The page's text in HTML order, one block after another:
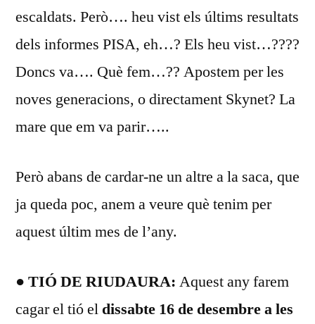
escaldats. Però…. heu vist els últims resultats
dels informes PISA, eh…? Els heu vist…????
Doncs va…. Què fem…?? Apostem per les
noves generacions, o directament Skynet? La
mare que em va parir…..
Però abans de cardar-ne un altre a la saca, que
ja queda poc, anem a veure què tenim per
aquest últim mes de l’any.
● TIÓ DE RIUDAURA: Aquest any farem
cagar el tió el dissabte 16 de desembre a les